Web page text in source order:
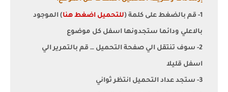
1- قم بالضغط على كلمة ( للتحميل اضغط هنا) الموجود
بالاعلي ودائما ستجدونها اسفل كل موضوع
2- سوف تنتقل الي صفحة التحميل … قم بالتمرير الي
اسفل قليلا
3- ستجد عداد التحميل انتظر ثواني